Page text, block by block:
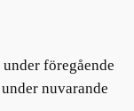
föregående
nuvarande